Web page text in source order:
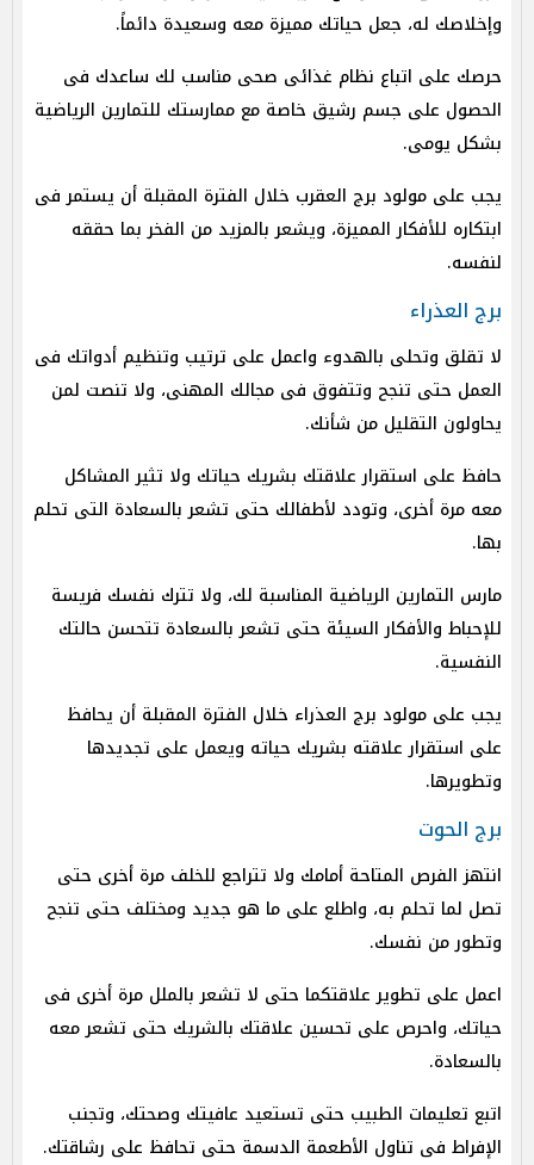
وإخلاصك له، جعل حياتك مميزة معه وسعيدة دائماً.
حرصك على اتباع نظام غذائى صحى مناسب لك ساعدك فى
الحصول على جسم رشيق خاصة مع ممارستك للتمارين الرياضية
بشكل يومى.
يجب على مولود برج العقرب خلال الفترة المقبلة أن يستمر فى
ابتكاره للأفكار المميزة، ويشعر بالمزيد من الفخر بما حققه
لنفسه.
برج العذراء
لا تقلق وتحلى بالهدوء واعمل على ترتيب وتنظيم أدواتك فى
العمل حتى تنجح وتتفوق فى مجالك المهنى، ولا تنصت لمن
يحاولون التقليل من شأنك.
حافظ على استقرار علاقتك بشريك حياتك ولا تثير المشاكل
معه مرة أخرى، وتودد لأطفالك حتى تشعر بالسعادة التى تحلم
بها.
مارس التمارين الرياضية المناسبة لك، ولا تترك نفسك فريسة
للإحباط والأفكار السيئة حتى تشعر بالسعادة تتحسن حالتك
النفسية.
يجب على مولود برج العذراء خلال الفترة المقبلة أن يحافظ
على استقرار علاقته بشريك حياته ويعمل على تجديدها
وتطويرها.
برج الحوت
انتهز الفرص المتاحة أمامك ولا تتراجع للخلف مرة أخرى حتى
تصل لما تحلم به، واطلع على ما هو جديد ومختلف حتى تنجح
وتطور من نفسك.
اعمل على تطوير علاقتكما حتى لا تشعر بالملل مرة أخرى فى
حياتك، واحرص على تحسين علاقتك بالشريك حتى تشعر معه
بالسعادة.
اتبع تعليمات الطبيب حتى تستعيد عافيتك وصحتك، وتجنب
الإفراط فى تناول الأطعمة الدسمة حتى تحافظ على رشاقتك.